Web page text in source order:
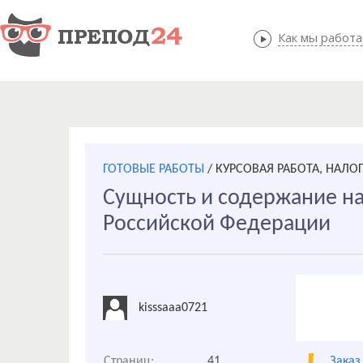
Как мы
Как мы
ГОТОВЫЕ РАБОТЫ / КУРСОВАЯ РАБОТА,
Сущность и содержание
Российской Федерации
kisssaaa0721